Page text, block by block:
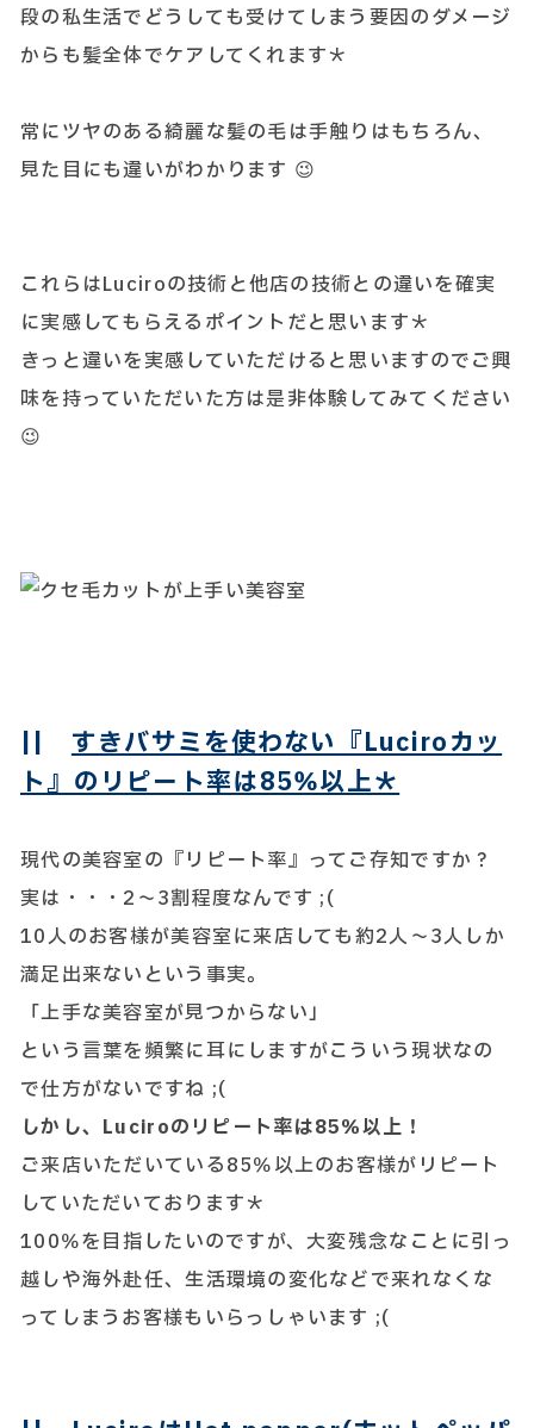
段の私生活でどうしても受けてしまう要因のダメージ
からも髪全体でケアしてくれます＊
常にツヤのある綺麗な髪の毛は手触りはもちろん、
見た目にも違いがわかります 😉
これらはLuciroの技術と他店の技術との違いを確実
に実感してもらえるポイントだと思います＊
きっと違いを実感していただけると思いますのでご興
味を持っていただいた方は是非体験してみてください
😉
|| すきバサミを使わない『Luciroカッ
ト』のリピート率は85％以上＊
現代の美容室の『リピート率』ってご存知ですか？
実は・・・2～3割程度なんです ;(
10人のお客様が美容室に来店しても約2人～3人しか
満足出来ないという事実。
「上手な美容室が見つからない」
という言葉を頻繁に耳にしますがこういう現状なの
で仕方がないですね ;(
しかし、Luciroのリピート率は85％以上！
ご来店いただいている85％以上のお客様がリピート
していただいております＊
100％を目指したいのですが、大変残念なことに引っ
越しや海外赴任、生活環境の変化などで来れなくな
ってしまうお客様もいらっしゃいます ;(